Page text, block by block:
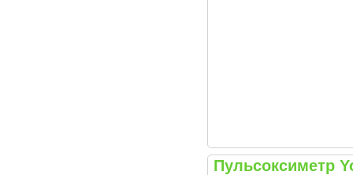
Пульсоксиметр